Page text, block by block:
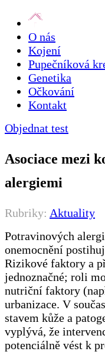
O nás
Kojení
Pupečníková
Genetika
Očkování
Kontakt
Objednat test
Asociace mezi
alergiemi
Rubriky: Aktuality
Potravinových
onemocnění
Rizikové faktory a
jednoznačné; roli
nutriční faktory
urbanizace. V
stavem kůže a
vyplývá, že
potenciálně vést k